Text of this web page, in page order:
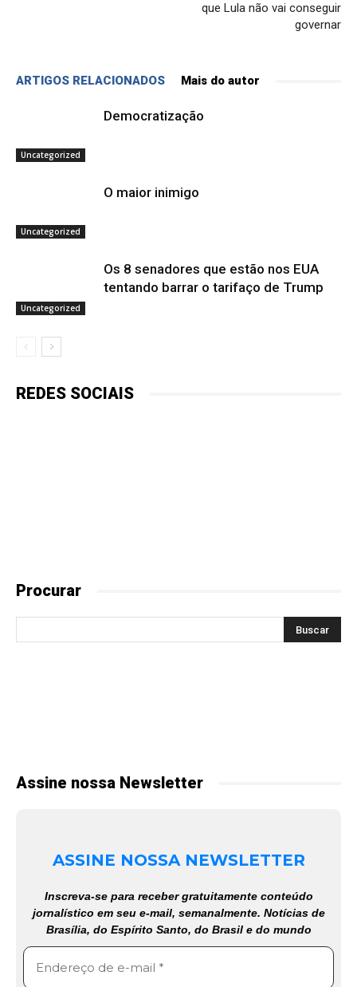
que Lula não vai conseguir
governar
ARTIGOS RELACIONADOS Mais do autor
Uncategorized
Democratização
Uncategorized
O maior inimigo
Uncategorized
Os 8 senadores que estão nos EUA
tentando barrar o tarifaço de Trump
REDES SOCIAIS
Procurar
Assine nossa Newsletter
ASSINE NOSSA NEWSLETTER
Inscreva-se para receber gratuitamente conteúdo
jornalístico em seu e-mail, semanalmente. Notícias de
Brasília, do Espírito Santo, do Brasil e do mundo